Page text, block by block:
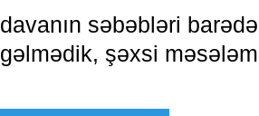
davanın səbəbləri
gəlmədik, şəxsi